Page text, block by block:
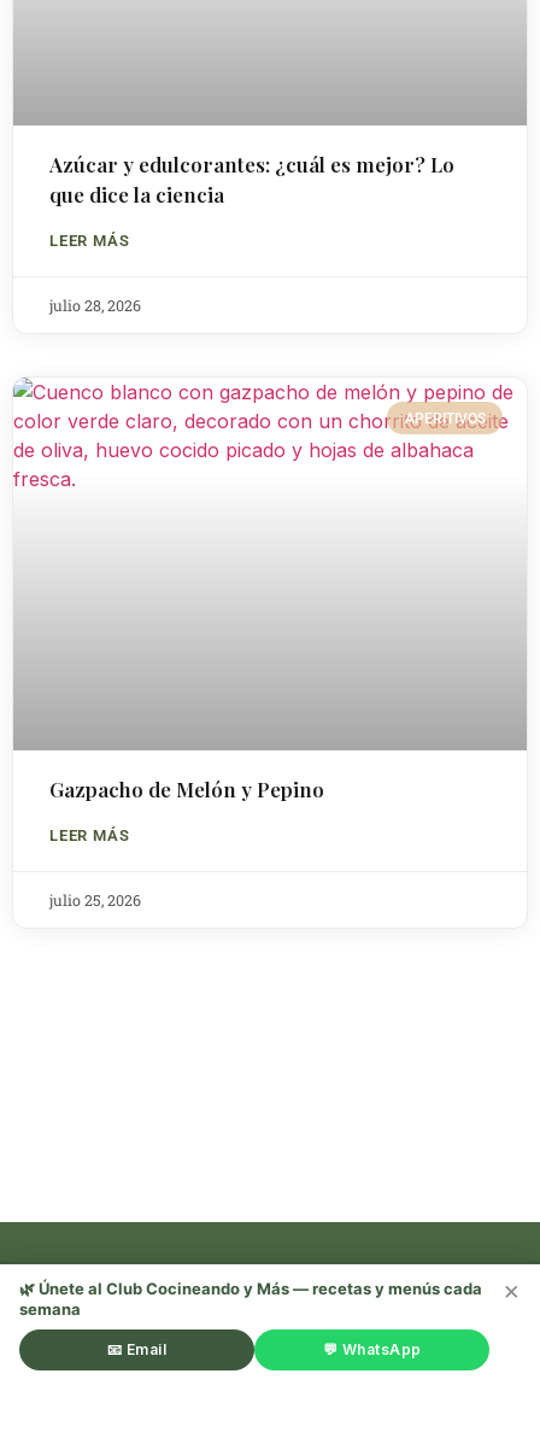
Azúcar y edulcorantes: ¿cuál es mejor? Lo
que dice la ciencia
LEER MÁS
julio 28, 2026
APERITIVOS
Gazpacho de Melón y Pepino
LEER MÁS
julio 25, 2026
Recetas, trucos y mucho más —
¡sígueme en redes! 🌿
×
🌿 Únete al Club Cocineando y Más — recetas y menús cada
semana
📧 Email 💬 WhatsApp